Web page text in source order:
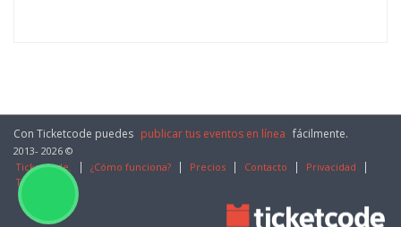
Con Ticketcode puedes publicar tus eventos en línea fácilmente.
2013- 2026 ©
Ticketcode.
¿Cómo funciona? Precios Contacto
Privacidad
Términos